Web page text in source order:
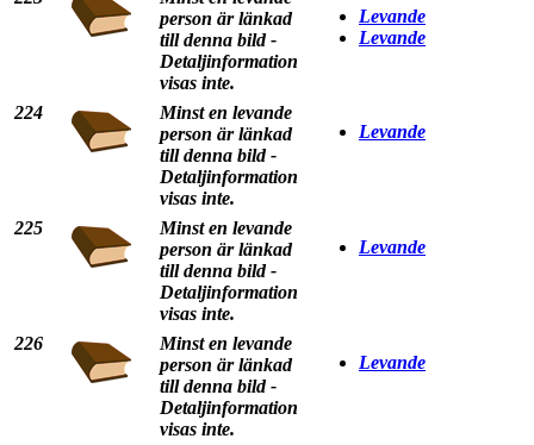
person är länkad
till denna bild -
Detaljinformation
visas inte.
Levande
Levande
224
Minst en levande
person är länkad
till denna bild -
Detaljinformation
visas inte.
Levande
225
Minst en levande
person är länkad
till denna bild -
Detaljinformation
visas inte.
Levande
226
Minst en levande
person är länkad
till denna bild -
Detaljinformation
visas inte.
Levande